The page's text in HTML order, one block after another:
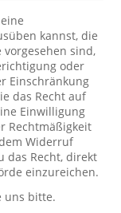
kannst, die
sind,
oder
Einschränkung
das Recht auf
Einwilligung
Rechtmäßigkeit
Widerruf
das Recht, direkt
einzureichen.
uns bitte.